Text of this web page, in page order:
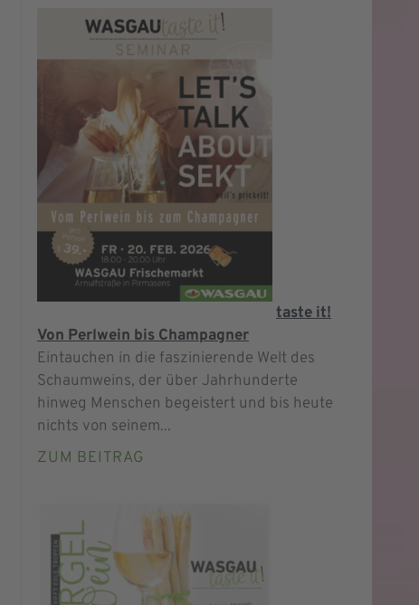
taste it!
Von Perlwein bis Champagner
Eintauchen in die faszinierende Welt des
Schaumweins, der über Jahrhunderte
hinweg Menschen begeistert und bis heute
nichts von seinem...
ZUM BEITRAG